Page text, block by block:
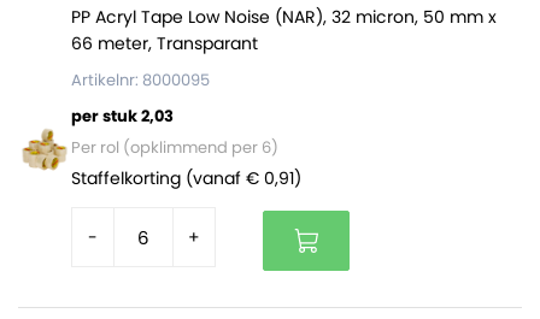
76 millimeter. Een volle rol heeft een diameter van 17
centimeter.
Deze afdekfolie is volledig vervaardigd uit polyethyleen
en daarom ook volledig recyclebaar.
PP Acryl Tape Low Noise (NAR), 32 micron, 50 mm x
66 meter, Transparant
Artikelnr: 8000095
per stuk 2,03
Per rol (opklimmend per 6)
Staffelkorting (vanaf € 0,91)
- +